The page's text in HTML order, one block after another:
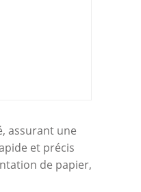
assurant une
et précis
de papier,